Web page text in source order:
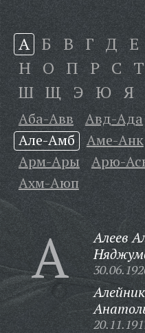
А Б В Г Д Е
Н О П Р С Т
Ш Щ Э Ю Я
Аба-Авв Авд-Ада
Але-Амб
Аме-Анк
Арм-Ары
Арю-
Ахм-Аюп
А
Алеев